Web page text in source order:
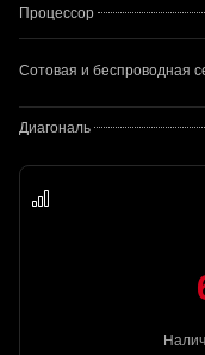
Процессор
Сотовая и беспроводная
Диагональ